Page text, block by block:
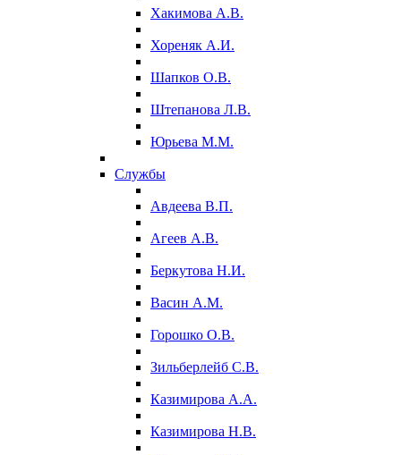
Хакимова А.В.
Хореняк А.И.
Шапков О.В.
Штепанова Л.В.
Юрьева М.М.
Службы
Авдеева В.П.
Агеев А.В.
Беркутова Н.И.
Васин А.М.
Горошко О.В.
Зильберлейб С.В.
Казимирова А.А.
Казимирова Н.В.